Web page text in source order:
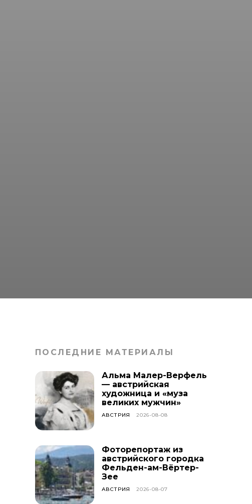
ПОСЛЕДНИЕ МАТЕРИАЛЫ
Альма Малер-Верфель
— австрийская
художница и «муза
великих мужчин»
АВСТРИЯ 2026-08-08
Фоторепортаж из
австрийского городка
Фельден-ам-Вёртер-
Зее
АВСТРИЯ 2026-08-07